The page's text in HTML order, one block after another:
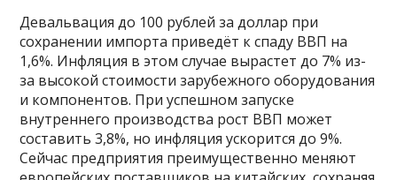
Девальвация до 100 рублей за доллар при
сохранении импорта приведёт к спаду ВВП на
1,6%. Инфляция в этом случае вырастет до 7% из-
за высокой стоимости зарубежного оборудования
и компонентов. При успешном запуске
внутреннего производства рост ВВП может
составить 3,8%, но инфляция ускорится до 9%.
Сейчас предприятия преимущественно меняют